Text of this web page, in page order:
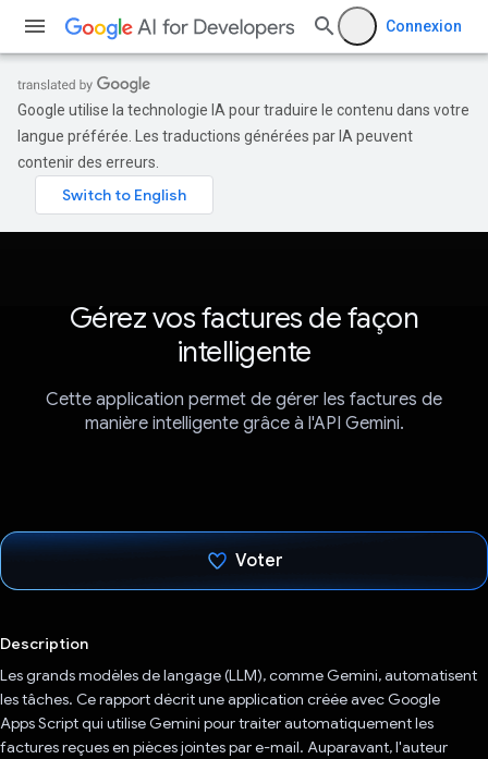
Connexion
Google utilise la technologie IA pour traduire le contenu dans votre
langue préférée. Les traductions générées par IA peuvent
contenir des erreurs.
Gérez vos factures de façon
intelligente
Cette application permet de gérer les factures de
manière intelligente grâce à l'API Gemini.
Voter
Description
Les grands modèles de langage (LLM), comme Gemini, automatisent
les tâches. Ce rapport décrit une application créée avec Google
Apps Script qui utilise Gemini pour traiter automatiquement les
factures reçues en pièces jointes par e-mail. Auparavant, l'auteur